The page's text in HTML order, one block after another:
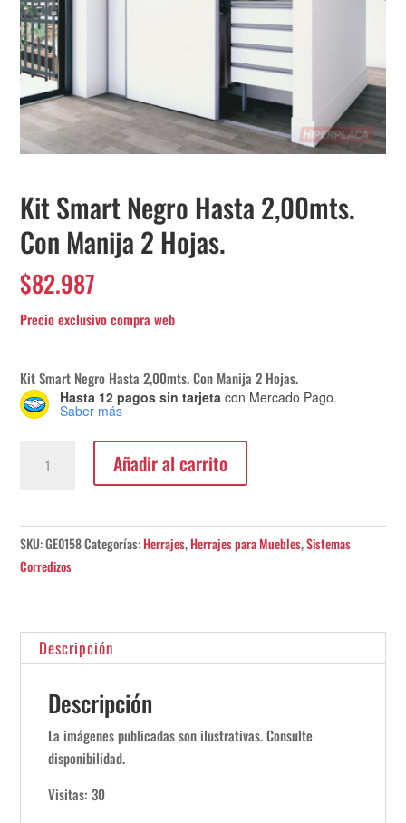
Kit Smart Negro Hasta 2,00mts.
Con Manija 2 Hojas.
$82.987
Kit Smart Negro Hasta 2,00mts. Con Manija 2 Hojas.
Hasta 12 pagos sin tarjeta con Mercado Pago.
Saber más
Smart
2,00mts.
Con
Hojas.
cantidad
Añadir al carrito
SKU:GE0158Categorías:Herrajes,Herrajes para Muebles,Sistemas
Corredizos
Descripción
Descripción
La imágenes publicadas son ilustrativas. Consulte
disponibilidad.
Visitas: 30